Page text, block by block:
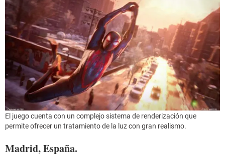
El juego cuenta con un complejo sistema de renderización que
permite ofrecer un tratamiento de la luz con gran realismo.
Madrid, España.